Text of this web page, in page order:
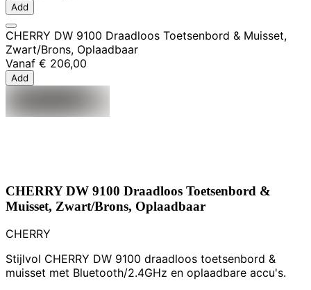
Add
CHERRY DW 9100 Draadloos Toetsenbord & Muisset,
Zwart/Brons, Oplaadbaar
Vanaf € 206,00
Add
CHERRY DW 9100 Draadloos Toetsenbord &
Muisset, Zwart/Brons, Oplaadbaar
CHERRY
Stijlvol CHERRY DW 9100 draadloos toetsenbord &
muisset met Bluetooth/2.4GHz en oplaadbare accu's.